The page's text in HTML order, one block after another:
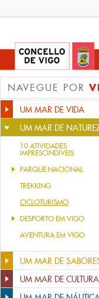
NAVEGUE POR
UM MAR DE VIDA
UM MAR DE
10 ATIVIDADES
IMPRESCINDÍVEIS
PARQUE NACIONAL
TREKKING
CICLOTURISMO
DESPORTO EM VIGO
AVENTURA EM VIGO
UM MAR DE
UM MAR DE CULTURA